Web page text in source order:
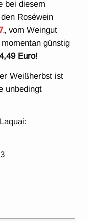
bei diesem
Roséwein
„ vom Weingut
günstig
Euro!
Weißherbst ist
unbedingt